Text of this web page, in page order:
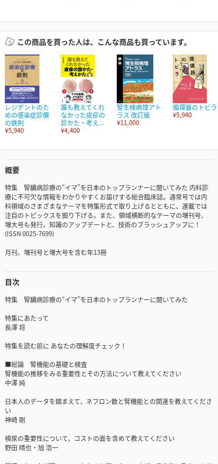
この商品を買った人は、こんな商品も買っています。
レジデントのた
めの感染症診療
の鉄則
¥5,940
誰も教えてくれ
なかった皮疹の
診かた・考え...
¥4,400
腎生検病理アト
ラス 改訂版
¥11,000
循環器のトビラ
¥5,940
概要
特集 腎臓病診療の“イマ”を日本のトップランナーに聞いてみた 内科診
療に不可欠な情報をわかりやすくお届けする総合臨床誌。通常号では内
科領域のさまざまなテーマを特集形式で取り上げるとともに、連載では
注目のトピックスを掘り下げる。また、領域横断的なテーマの増刊号、
増大号も発行。知識のアップデートと、技術のブラッシュアップに！
(ISSN 0025-7699)
月刊、増刊号と増大号を含む年13冊
目次
特集 腎臓病診療の“イマ”を日本のトップランナーに聞いてみた
特集にあたって
長澤 将
特集を読む前に あなたの理解度チェック！
■総論 腎機能の基礎と検査
腎機能の推移をみる重要性とその方法について教えてください
中澤 純
日本人のデータを踏まえて，ネフロン数と腎機能との関連を教えてくださ
い
神崎 剛
検尿の重要性について，コストの面を含めて教えてください
野田 晴也・旭 浩一